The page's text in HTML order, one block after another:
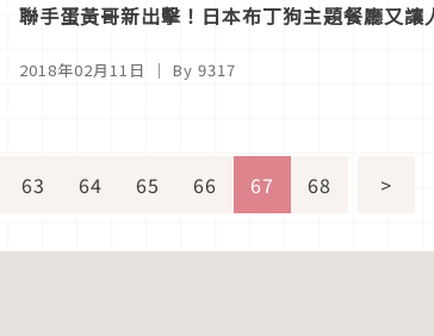
聯手蛋黃哥新出擊！日本布丁狗主題餐廳又讓
2018年02月11日 ｜ By 9317
63 64 65 66 67 68 >